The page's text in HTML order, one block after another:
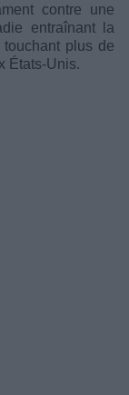
contre une
entraînant la
plus de
États-Unis.